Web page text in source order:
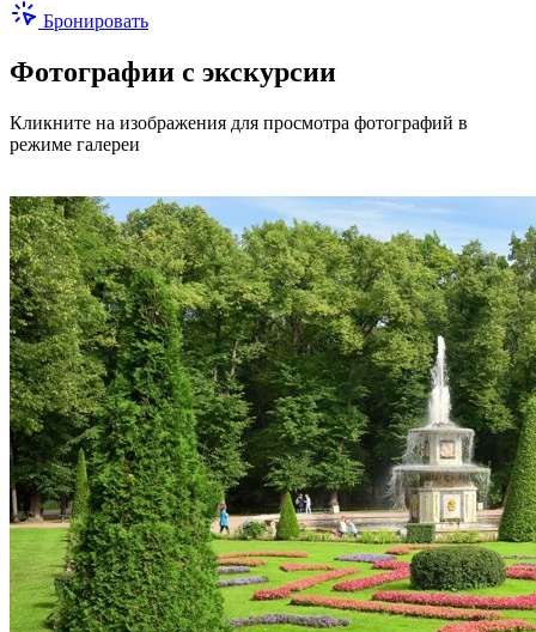
Бронировать
Фотографии с экскурсии
Кликните на изображения для просмотра фотографий в
режиме галереи